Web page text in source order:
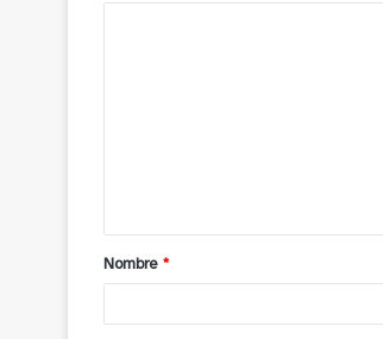
a
rNombre *